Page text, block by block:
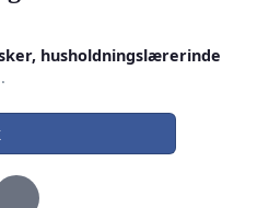
husholdningslærerinde
·